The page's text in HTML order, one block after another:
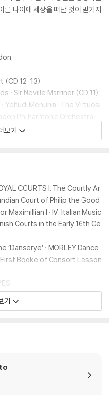
른 나이에 세상을 떠난 것이 믿기지
(CD 12-13)
· Sir Neville Marriner (CD 11)
Yehudi Menuhin |The Virtuosi
Philharmonic Orchestra ·
보기
COURTS I. The Courtly Ar
Court of Philip the Good
Maximillian I · IV. Italian Music
Courts in the Early 16th Ce
‘Danserye’ · MORLEY Dance
Booke of Consort Lesson
ISABELLA OF SPAIN
I. Guillaume de Machaut a
Nos. 2 & 4 (2 versions)
Terpsichore · Motets
기